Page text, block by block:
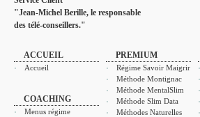
"Jean-Michel Berille, le responsable
des télé-conseillers."
ACCUEIL
Accueil
COACHING
Menus régime
PREMIUM
Régime Savoir Maigrir
Méthode Montignac
Méthode MentalSlim
Méthode Slim Data
Méthodes Naturelles